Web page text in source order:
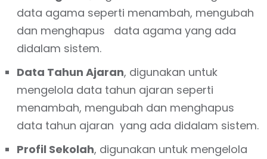
data agama seperti menambah, mengubah
dan menghapus data agama yang ada
didalam sistem.
Data Tahun Ajaran, digunakan untuk
mengelola data tahun ajaran seperti
menambah, mengubah dan menghapus
data tahun ajaran yang ada didalam sistem.
Profil Sekolah, digunakan untuk mengelola